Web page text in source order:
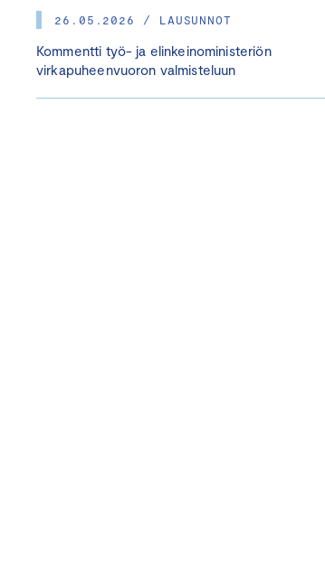
26.05.2026 / LAUSUNNOT
Kommentti työ- ja elinkeinoministeriön
virkapuheenvuoron valmisteluun